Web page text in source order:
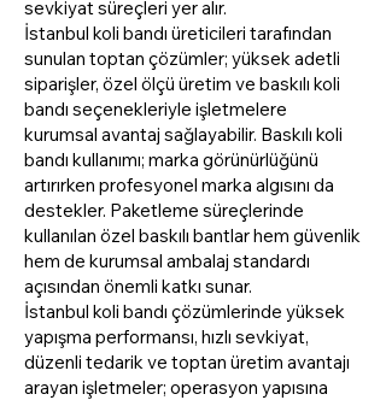
sevkiyat süreçleri yer alır.
İstanbul koli bandı üreticileri tarafından
sunulan toptan çözümler; yüksek adetli
siparişler, özel ölçü üretim ve baskılı koli
bandı seçenekleriyle işletmelere
kurumsal avantaj sağlayabilir. Baskılı koli
bandı kullanımı; marka görünürlüğünü
artırırken profesyonel marka algısını da
destekler. Paketleme süreçlerinde
kullanılan özel baskılı bantlar hem güvenlik
hem de kurumsal ambalaj standardı
açısından önemli katkı sunar.
İstanbul koli bandı çözümlerinde yüksek
yapışma performansı, hızlı sevkiyat,
düzenli tedarik ve toptan üretim avantajı
arayan işletmeler; operasyon yapısına